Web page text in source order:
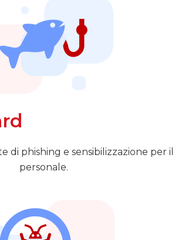
di phishing e sensibilizzazione per il
personale.